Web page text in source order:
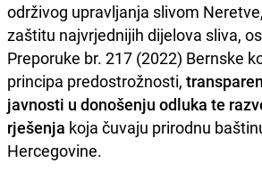
održivog upravljanja slivom
zaštitu najvrjednijih dijelova sliva,
Preporuke br. 217 (2022) Bernske
principa predostrožnosti,
javnosti u donošenju odluka te
rješenja koja čuvaju prirodnu
Hercegovine.